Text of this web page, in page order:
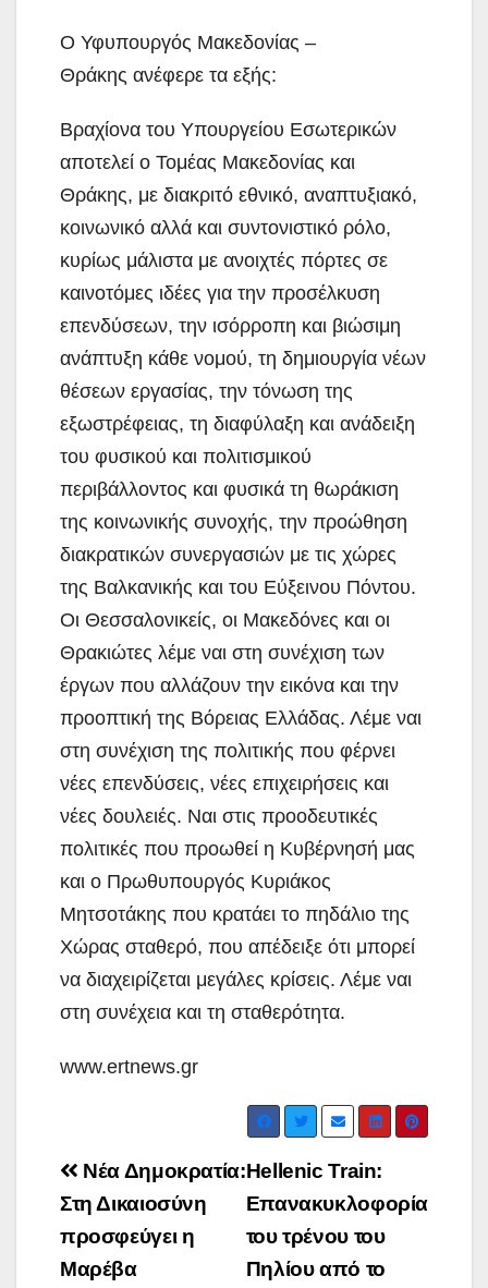
Ο Υφυπουργός Μακεδονίας –
Θράκης ανέφερε τα εξής:
Βραχίονα του Υπουργείου Εσωτερικών
αποτελεί ο Τομέας Μακεδονίας και
Θράκης, με διακριτό εθνικό, αναπτυξιακό,
κοινωνικό αλλά και συντονιστικό ρόλο,
κυρίως μάλιστα με ανοιχτές πόρτες σε
καινοτόμες ιδέες για την προσέλκυση
επενδύσεων, την ισόρροπη και βιώσιμη
ανάπτυξη κάθε νομού, τη δημιουργία νέων
θέσεων εργασίας, την τόνωση της
εξωστρέφειας, τη διαφύλαξη και ανάδειξη
του φυσικού και πολιτισμικού
περιβάλλοντος και φυσικά τη θωράκιση
της κοινωνικής συνοχής, την προώθηση
διακρατικών συνεργασιών με τις χώρες
της Βαλκανικής και του Εύξεινου Πόντου.
Οι Θεσσαλονικείς, οι Μακεδόνες και οι
Θρακιώτες λέμε ναι στη συνέχιση των
έργων που αλλάζουν την εικόνα και την
προοπτική της Βόρειας Ελλάδας. Λέμε ναι
στη συνέχιση της πολιτικής που φέρνει
νέες επενδύσεις, νέες επιχειρήσεις και
νέες δουλειές. Ναι στις προοδευτικές
πολιτικές που προωθεί η Κυβέρνησή μας
και ο Πρωθυπουργός Κυριάκος
Μητσοτάκης που κρατάει το πηδάλιο της
Χώρας σταθερό, που απέδειξε ότι μπορεί
να διαχειρίζεται μεγάλες κρίσεις. Λέμε ναι
στη συνέχεια και τη σταθερότητα.
www.ertnews.gr
Post
navigation
Hellenic Train:
Επανακυκλοφορία
του τρένου του
Πηλίου από το
Νέα Δημοκρατία:
Στη Δικαιοσύνη
προσφεύγει η
Μαρέβα